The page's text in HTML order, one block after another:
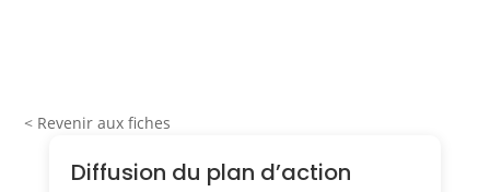
< Revenir aux fiches
Diffusion du plan d’action